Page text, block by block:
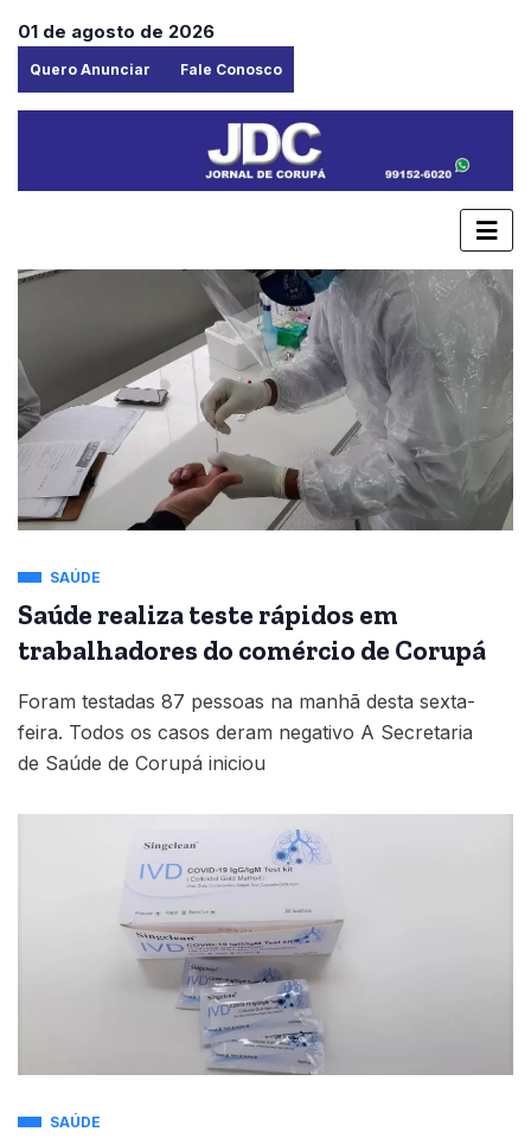
01 de agosto de 2026
Quero Anunciar Fale Conosco
SAÚDE
Saúde realiza teste rápidos em
trabalhadores do comércio de Corupá
Foram testadas 87 pessoas na manhã desta sexta-
feira. Todos os casos deram negativo A Secretaria
de Saúde de Corupá iniciou
SAÚDE